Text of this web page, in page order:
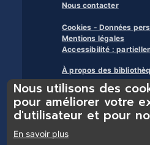
Nous contacter
Cookies - Données
Mentions légales
Accessibilité :
À propos des
Nous utilisons des
pour améliorer votre
d'utilisateur et pour
En savoir plus